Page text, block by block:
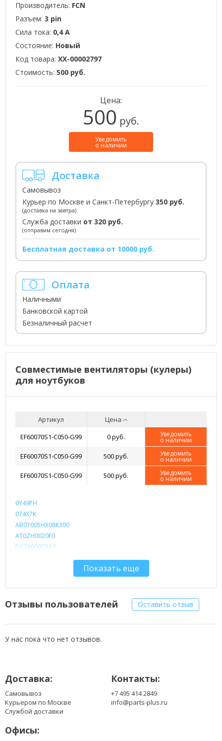
Производитель: FCN
Разъем: 3 pin
Сила тока: 0,4 А
Состояние: Новый
Код товара: XX-00002797
Стоимость: 500 руб.
Цена:
500 руб.
Уведомить
о наличии
Доставка
Самовывоз
Курьер по Москве и Санкт-Петербургу 350 руб.
(доставка на завтра)
Служба доставки от 320 руб.
(отправим сегодня)
Бесплатная доставка от 10000 руб.
Оплата
Наличными
Банковской картой
Безналичный расчет
Совместимые вентиляторы (кулеры)
для ноутбуков
Артикул
Цена
EF60070S1-C050-G99
0 руб. Уведомить
о наличии
EF60070S1-C050-G99 500 руб. Уведомить
о наличии
EF60070S1-C050-G99 500 руб. Уведомить
о наличии
0Y49PH
074X7K
AB07005HX08K300
AT0ZH0020F0
DC28000C8A0
DFS470805CL0T-FC2T
EF60070S1-C050-G99
Показать еще
Отзывы пользователей Оставить отзыв
У нас пока что нет отзывов.
Доставка:
Самовывоз
Курьером по Москве
Службой доставки
Контакты:
+7 495 414 2849
info@parts-plus.ru
Офисы: